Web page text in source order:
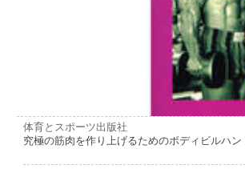
体育とスポーツ出版社
究極の筋肉を作り上げるためのボディビルハン